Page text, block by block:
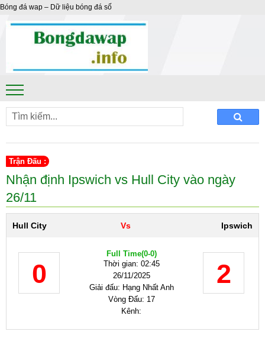
Bóng đá wap – Dữ liệu bóng đá số
Trận Đấu :
Nhận định Ipswich vs Hull City vào ngày
26/11
Hull City Vs Ipswich
0
Full Time(0-0)
Thời gian: 02:45
26/11/2025
Giải đấu: Hạng Nhất Anh
Vòng Đấu: 17
Kênh:
2